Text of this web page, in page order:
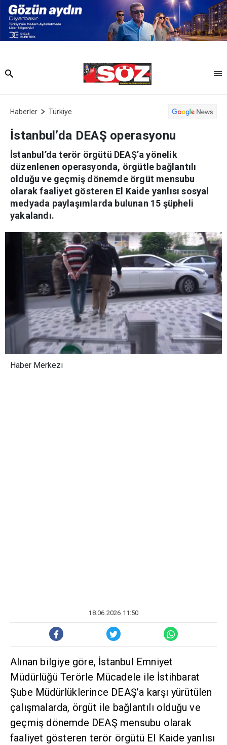
Haberler Türkiye
İstanbul’da DEAŞ operasyonu
İstanbul’da terör örgütü DEAŞ’a yönelik
düzenlenen operasyonda, örgütle bağlantılı
olduğu ve geçmiş dönemde örgüt mensubu
olarak faaliyet gösteren El Kaide yanlısı sosyal
medyada paylaşımlarda bulunan 15 şüpheli
yakalandı.
Haber Merkezi
18.06.2026 11:50
Alınan bilgiye göre, İstanbul Emniyet
Müdürlüğü Terörle Mücadele ile İstihbarat
Şube Müdürlüklerince DEAŞ’a karşı yürütülen
çalışmalarda, örgüt ile bağlantılı olduğu ve
geçmiş dönemde DEAŞ mensubu olarak
faaliyet gösteren terör örgütü El Kaide yanlısı